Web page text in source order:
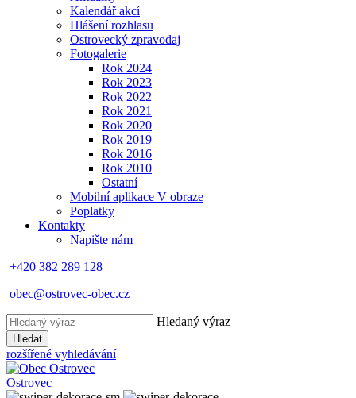
Kalendář akcí
Hlášení rozhlasu
Ostrovecký zpravodaj
Fotogalerie
Rok 2024
Rok 2023
Rok 2022
Rok 2021
Rok 2020
Rok 2019
Rok 2016
Rok 2010
Ostatní
Mobilní aplikace V obraze
Poplatky
Kontakty
Napište nám
+420 382 289 128
obec@ostrovec-obec.cz
Hledaný výraz
Hledat
rozšířené vyhledávání
Ostrovec